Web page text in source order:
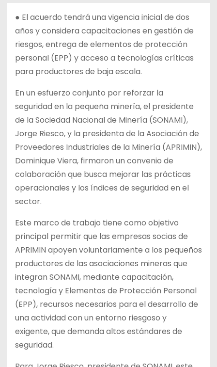
● El acuerdo tendrá una vigencia inicial de dos
años y considera capacitaciones en gestión de
riesgos, entrega de elementos de protección
personal (EPP) y acceso a tecnologías críticas
para productores de baja escala.
En un esfuerzo conjunto por reforzar la
seguridad en la pequeña minería, el presidente
de la Sociedad Nacional de Minería (SONAMI),
Jorge Riesco, y la presidenta de la Asociación de
Proveedores Industriales de la Minería (APRIMIN),
Dominique Viera, firmaron un convenio de
colaboración que busca mejorar las prácticas
operacionales y los índices de seguridad en el
sector.
Este marco de trabajo tiene como objetivo
principal permitir que las empresas socias de
APRIMIN apoyen voluntariamente a los pequeños
productores de las asociaciones mineras que
integran SONAMI, mediante capacitación,
tecnología y Elementos de Protección Personal
(EPP), recursos necesarios para el desarrollo de
una actividad con un entorno riesgoso y
exigente, que demanda altos estándares de
seguridad.